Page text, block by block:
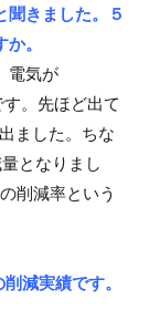
聞きました。５
。
電気が
。先ほど出て
ました。ちな
となりまし
削減率という
減実績です。